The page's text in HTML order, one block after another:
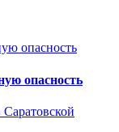
опасность